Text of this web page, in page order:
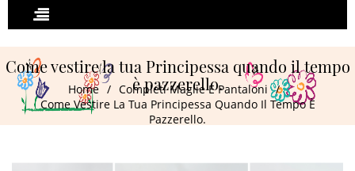
Come vestire la tua Principessa quando il tempo
è pazzerello.
Home / Completi Maglie E Pantaloni /
Come Vestire La Tua Principessa Quando Il Tempo È
Pazzerello.